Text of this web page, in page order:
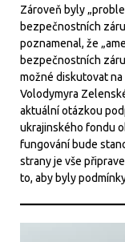
Zároveň byly
bezpečnostních
poznamenal, že
bezpečnostních
možné diskutovat
Volodymyra
aktuální otázkou
ukrajinského fondu
fungování bude
strany je vše
to, aby byly